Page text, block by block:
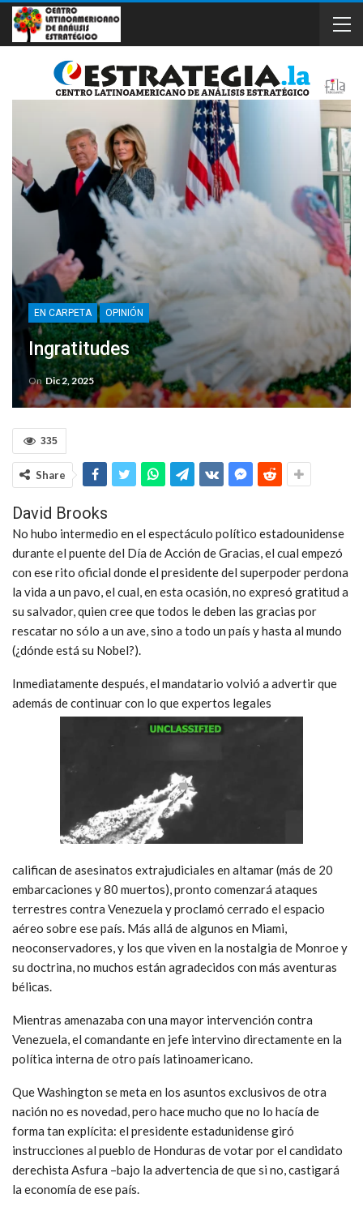
EN CARPETA OPINIÓN
Ingratitudes
On Dic 2, 2025
335
Share
David Brooks
No hubo intermedio en el espectáculo político estadounidense
durante el puente del Día de Acción de Gracias, el cual empezó
con ese rito oficial donde el presidente del superpoder perdona
la vida a un pavo, el cual, en esta ocasión, no expresó gratitud a
su salvador, quien cree que todos le deben las gracias por
rescatar no sólo a un ave, sino a todo un país y hasta al mundo
(¿dónde está su Nobel?).
Inmediatamente después, el mandatario volvió a advertir que
además de continuar con lo que expertos legales
califican de asesinatos extrajudiciales en altamar (más de 20
embarcaciones y 80 muertos), pronto comenzará ataques
terrestres contra Venezuela y proclamó cerrado el espacio
aéreo sobre ese país. Más allá de algunos en Miami,
neoconservadores, y los que viven en la nostalgia de Monroe y
su doctrina, no muchos están agradecidos con más aventuras
bélicas.
Mientras amenazaba con una mayor intervención contra
Venezuela, el comandante en jefe intervino directamente en la
política interna de otro país latinoamericano.
Que Washington se meta en los asuntos exclusivos de otra
nación no es novedad, pero hace mucho que no lo hacía de
forma tan explícita: el presidente estadunidense giró
instrucciones al pueblo de Honduras de votar por el candidato
derechista Asfura –bajo la advertencia de que si no, castigará
la economía de ese país.